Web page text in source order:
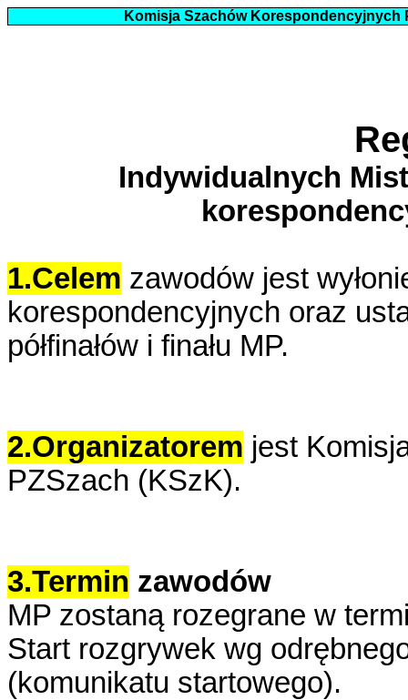
Komisja Szachów Korespondencyjnych
Indywidualnych
1.Celem zawodów jest
korespondencyjnych oraz
półfinałów i finału MP.
2.Organizatorem jest
PZSzach (KSzK).
3.Termin zawodów
MP zostaną rozegrane w
Start rozgrywek wg
(komunikatu startowego).